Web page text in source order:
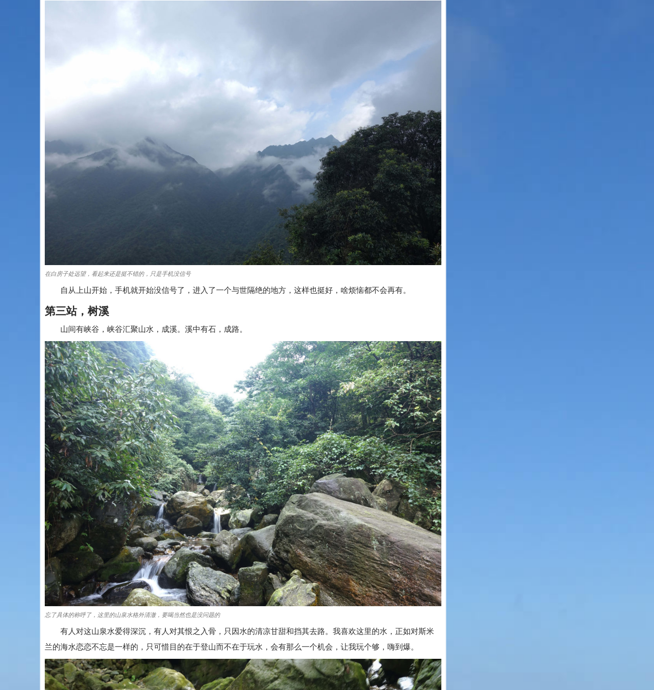
在白房子处远望，看起来还是挺不错的，只是手机没信号
自从上山开始，手机就开始没信号了，进入了一个与世隔绝的地方，这样也挺好，啥烦恼都不会再有。
第三站，树溪
山间有峡谷，峡谷汇聚山水，成溪。溪中有石，成路。
忘了具体的称呼了，这里的山泉水格外清澈，要喝当然也是没问题的
有人对这山泉水爱得深沉，有人对其恨之入骨，只因水的清凉甘甜和挡其去路。我喜欢这里的水，正如对斯米
兰的海水恋恋不忘是一样的，只可惜目的在于登山而不在于玩水，会有那么一个机会，让我玩个够，嗨到爆。